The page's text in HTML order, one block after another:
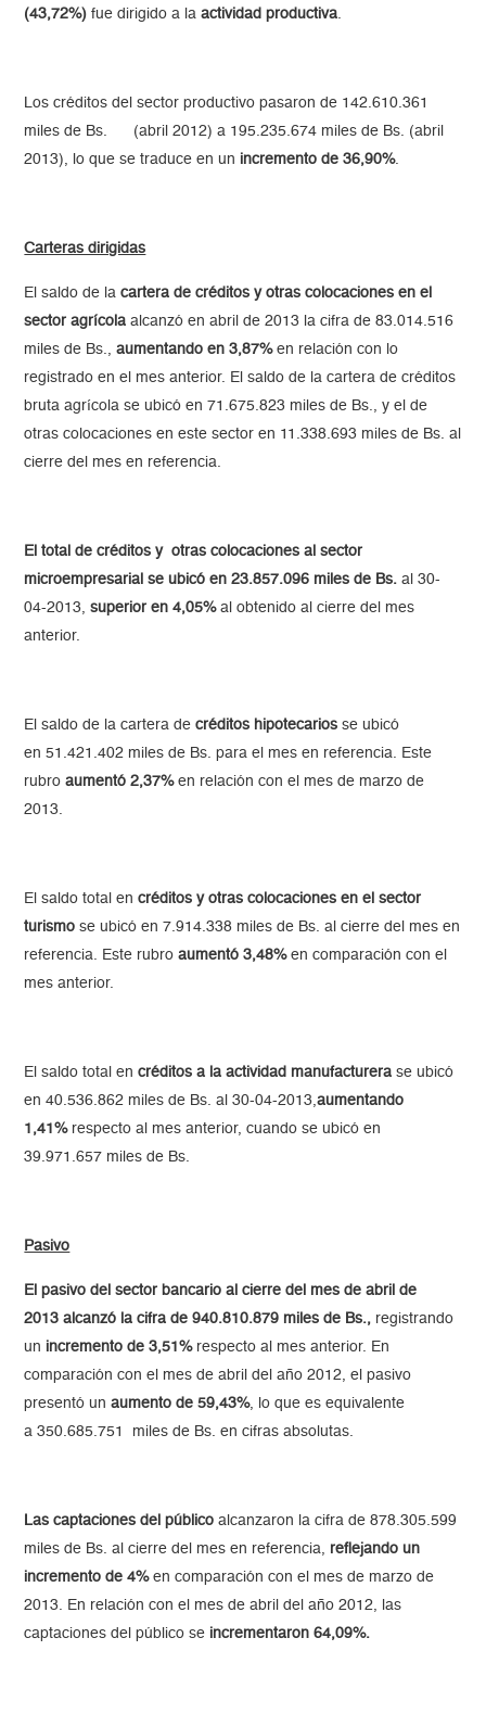
(43,72%) fue dirigido a laactividad productiva.
Los créditos del sector productivo pasaron de 142.610.361
miles de Bs. (abril 2012) a 195.235.674 miles de Bs. (abril
2013), lo que se traduce en un incremento de 36,90%.
Carteras dirigidas
El saldo de lacartera de créditos y otras colocaciones en el
sector agrícola alcanzó en abril de 2013 la cifra de 83.014.516
miles de Bs.,aumentando en 3,87%en relación con lo
registrado en el mes anterior. El saldo de la cartera de créditos
bruta agrícola se ubicó en 71.675.823 miles de Bs., y el de
otras colocaciones en este sector en 11.338.693 miles de Bs. al
cierre del mes en referencia.
El total de créditos y otras colocaciones al sector
microempresarial se ubicó en 23.857.096 miles de Bs. al 30-
04-2013,superior en 4,05%al obtenido al cierre del mes
anterior.
El saldo de la cartera decréditos hipotecarios se ubicó
en 51.421.402 miles de Bs. para el mes en referencia. Este
rubroaumentó 2,37%en relación con el mes de marzo de
2013.
El saldo total encréditos y otras colocaciones en el sector
turismo se ubicó en 7.914.338 miles de Bs. al cierre del mes en
referencia. Este rubroaumentó 3,48%en comparación con el
mes anterior.
El saldo total encréditos a la actividad manufacturera se ubicó
en 40.536.862 miles de Bs. al 30-04-2013,aumentando
1,41%respecto al mes anterior, cuando se ubicó en
39.971.657 miles de Bs.
Pasivo
El pasivo del sector bancario al cierre del mes de abril de
2013 alcanzó la cifra de 940.810.879 miles de Bs., registrando
un incremento de 3,51%respecto al mes anterior. En
comparación con el mes de abril del año 2012, el pasivo
presentó unaumento de 59,43%, lo que es equivalente
a 350.685.751 miles de Bs. en cifras absolutas.
Las captaciones del público alcanzaron la cifra de 878.305.599
miles de Bs. al cierre del mes en referencia, reflejando un
incremento de 4%en comparación con el mes de marzo de
2013. En relación con el mes de abril del año 2012, las
captaciones del público se incrementaron 64,09%.